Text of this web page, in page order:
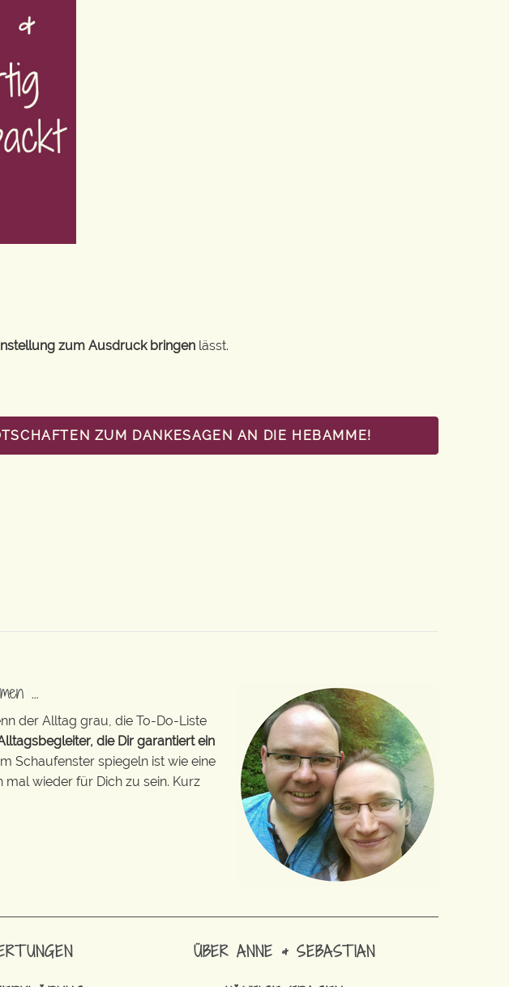
zum Ausdruck bringen lässt.
ZUM DANKESAGEN AN DIE HEBAMME!
…
der Alltag grau, die To-Do-Liste
die Dir garantiert ein
Schaufenster spiegeln ist wie eine
wieder für Dich zu sein. Kurz
ÜBER ANNE & SEBASTIAN